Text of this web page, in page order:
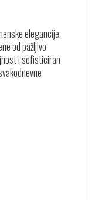
elegancije,
od pažljivo
i sofisticiran